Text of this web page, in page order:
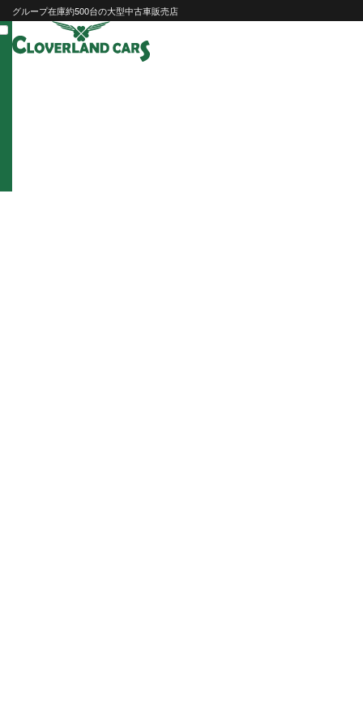
Skip
to
content
グループ在庫約500台の大型中古車販売店